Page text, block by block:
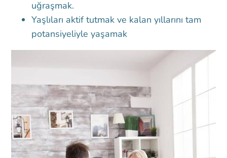
uğraşmak.
Yaşlıları aktif tutmak ve kalan yıllarını tam
potansiyeliyle yaşamak